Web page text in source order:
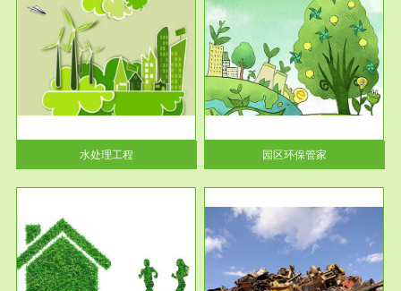
水处理工程
服务范围
园区环保管家
2016 年 4 月，环保部下发《关
于积极发挥环境保护作用促进供
给侧结...
园区环保管家
服务范围